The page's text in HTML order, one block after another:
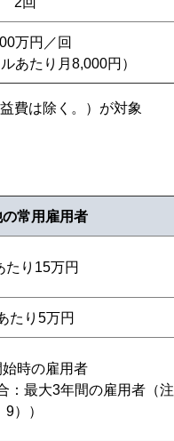
万円／回
あたり月8,000円）
費は除く。）が対象
常用雇用者
たり15万円
たり5万円
時の雇用者
：最大3年間の雇用者（注
9））